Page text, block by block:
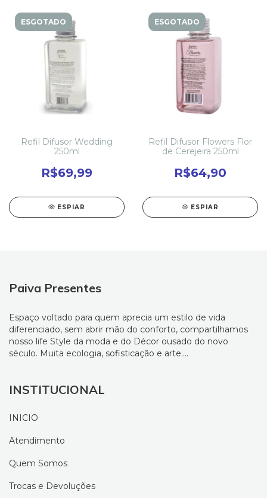
ESGOTADO
Refil Difusor Wedding
250ml
R$69,99
ESPIAR
ESGOTADO
Refil Difusor Flowers Flor
de Cerejeira 250ml
R$64,90
ESPIAR
Paiva Presentes
Espaço voltado para quem aprecia um estilo de vida
diferenciado, sem abrir mão do conforto, compartilhamos
nosso life Style da moda e do Décor ousado do novo
século. Muita ecologia, sofisticação e arte....
INSTITUCIONAL
INICIO
Atendimento
Quem Somos
Trocas e Devoluções